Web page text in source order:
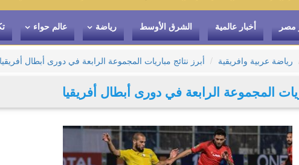
مصر أخبار عالمية الشرق الأوسط رياضة عالم حواء
رياضة عربية وافريقية أبرز نتائج مباريات المجموعة الرابعة في دورى أبطال أفريقيا
المجموعة الرابعة في دورى أبطال أفريقيا